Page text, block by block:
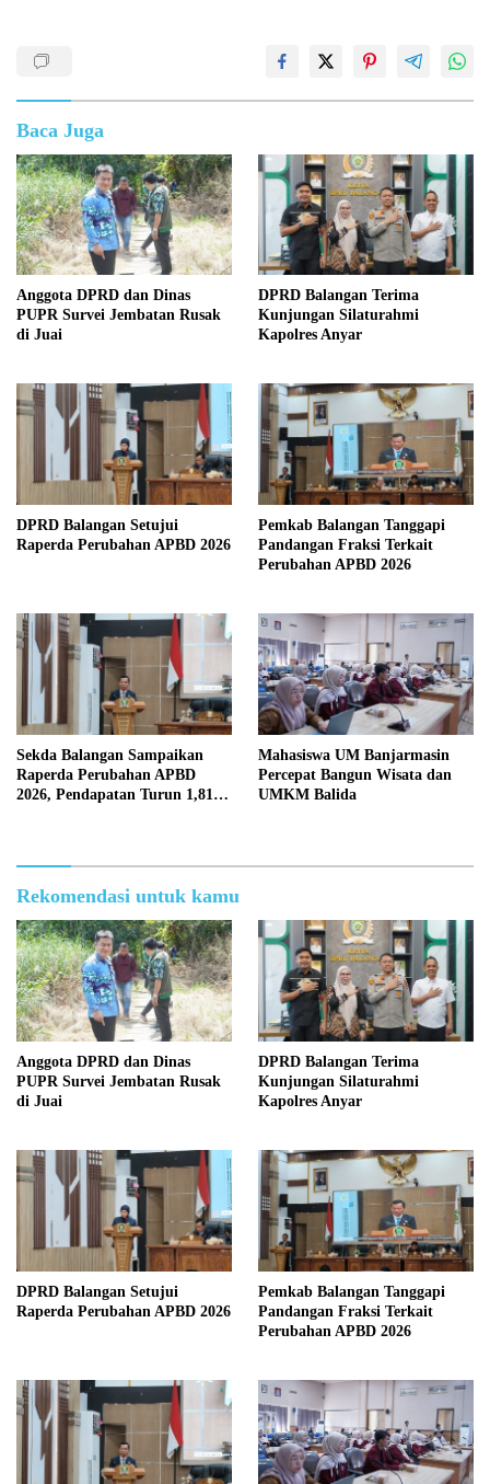
Baca Juga
Anggota DPRD dan Dinas
PUPR Survei Jembatan Rusak
di Juai
DPRD Balangan Terima
Kunjungan Silaturahmi
Kapolres Anyar
DPRD Balangan Setujui
Raperda Perubahan APBD 2026
Pemkab Balangan Tanggapi
Pandangan Fraksi Terkait
Perubahan APBD 2026
Sekda Balangan Sampaikan
Raperda Perubahan APBD
2026, Pendapatan Turun 1,81
Mahasiswa UM Banjarmasin
Percepat Bangun Wisata dan
UMKM Balida
Rekomendasi untuk kamu
Anggota DPRD dan Dinas
PUPR Survei Jembatan Rusak
di Juai
DPRD Balangan Terima
Kunjungan Silaturahmi
Kapolres Anyar
DPRD Balangan Setujui
Raperda Perubahan APBD 2026
Pemkab Balangan Tanggapi
Pandangan Fraksi Terkait
Perubahan APBD 2026